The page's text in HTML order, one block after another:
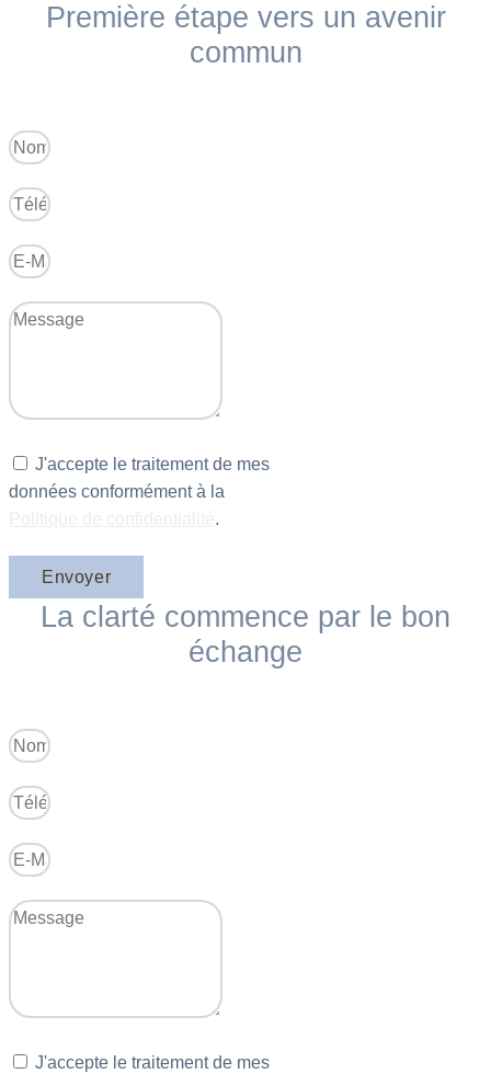
Première étape vers un avenir
commun
J'accepte le traitement de mes
données conformément à la
.
Envoyer
La clarté commence par le bon
échange
J'accepte le traitement de mes